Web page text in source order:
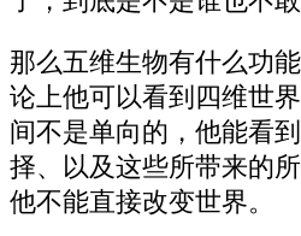
那么五维生物有什么功
论上他可以看到四维世
间不是单向的，他能看
择、以及这些所带来的
他不能直接改变世界。